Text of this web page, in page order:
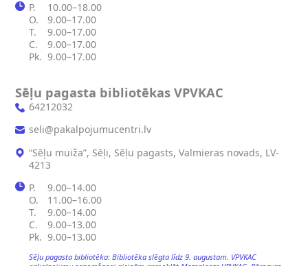
P.
10.00–18.00
O.
9.00–17.00
T.
9.00–17.00
C.
9.00–17.00
Pk. 9.00–17.00
Sēļu pagasta bibliotēkas VPVKAC
64212032
seli@pakalpojumucentri.lv
“Sēļu muiža”, Sēļi, Sēļu pagasts, Valmieras novads, LV-
4213
P.
9.00–14.00
O.
11.00–16.00
T.
9.00–14.00
C.
9.00–13.00
Pk. 9.00–13.00
Sēļu pagasta bibliotēka: Bibliotēka slēgta līdz 9. augustam. VPVKAC